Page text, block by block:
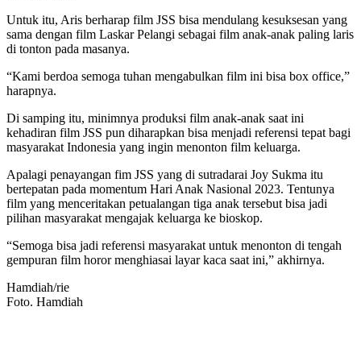
Untuk itu, Aris berharap film JSS bisa mendulang kesuksesan yang
sama dengan film Laskar Pelangi sebagai film anak-anak paling laris
di tonton pada masanya.
“Kami berdoa semoga tuhan mengabulkan film ini bisa box office,”
harapnya.
Di samping itu, minimnya produksi film anak-anak saat ini
kehadiran film JSS pun diharapkan bisa menjadi referensi tepat bagi
masyarakat Indonesia yang ingin menonton film keluarga.
Apalagi penayangan fim JSS yang di sutradarai Joy Sukma itu
bertepatan pada momentum Hari Anak Nasional 2023. Tentunya
film yang menceritakan petualangan tiga anak tersebut bisa jadi
pilihan masyarakat mengajak keluarga ke bioskop.
“Semoga bisa jadi referensi masyarakat untuk menonton di tengah
gempuran film horor menghiasai layar kaca saat ini,” akhirnya.
Hamdiah/rie
Foto. Hamdiah